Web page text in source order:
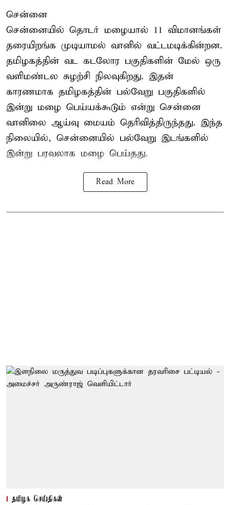
சென்னை
சென்னையில் தொடர் மழையால் 11 விமானங்கள்
தரையிறங்க முடியாமல் வானில் வட்டமடிக்கின்றன.
தமிழகத்தின் வட கடலோர பகுதிகளின் மேல் ஒரு
வளிமண்டல சுழற்சி நிலவுகிறது. இதன்
காரணமாக தமிழகத்தின் பல்வேறு பகுதிகளில்
இன்று மழை பெய்யக்கூடும் என்று சென்னை
வானிலை ஆய்வு மையம் தெரிவித்திருந்தது. இந்த
நிலையில், சென்னையில் பல்வேறு இடங்களில்
இன்று பரவலாக மழை பெய்தது.
Read More
தமிழக செய்திகள்